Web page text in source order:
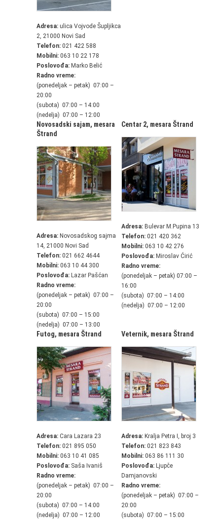
Adresa: ulica Vojvode Šupljikca
2, 21000 Novi Sad
Telefon: 021 422 588
Mobilni: 063 10 22 178
Poslovođa: Marko Belić
Radno vreme:
(ponedeljak – petak) 07:00 –
20:00
(subota) 07:00 – 14:00
(nedelja) 07:00 – 12:00
Novosadski sajam, mesara
Štrand
Adresa: Novosadskog sajma
14, 21000 Novi Sad
Telefon: 021 662 4644
Mobilni: 063 10 44 300
Poslovođa: Lazar Pašćan
Radno vreme:
(ponedeljak – petak) 07:00 –
20:00
(subota) 07:00 – 15:00
(nedelja) 07:00 – 13:00
Centar 2, mesara Štrand
Adresa: Bulevar M.Pupina 13
Telefon: 021 420 362
Mobilni: 063 10 42 276
Poslovođa: Miroslav Ćirić
Radno vreme:
(ponedeljak – petak) 07:00 –
16:00
(subota) 07:00 – 14:00
(nedelja) 07:00 – 12:00
Futog, mesara Štrand
Adresa: Cara Lazara 23
Telefon: 021 895 050
Mobilni: 063 10 41 085
Poslovođa: Saša Ivaniš
Radno vreme:
(ponedeljak – petak) 07:00 –
20:00
(subota) 07:00 – 14:00
(nedelja) 07:00 – 12:00
Veternik, mesara Štrand
Adresa: Kralja Petra I, broj 3
Telefon: 021 823 843
Mobilni: 063 86 111 30
Poslovođa: Ljupče
Damjanovski
Radno vreme:
(ponedeljak – petak) 07:00 –
20:00
(subota) 07:00 – 15:00